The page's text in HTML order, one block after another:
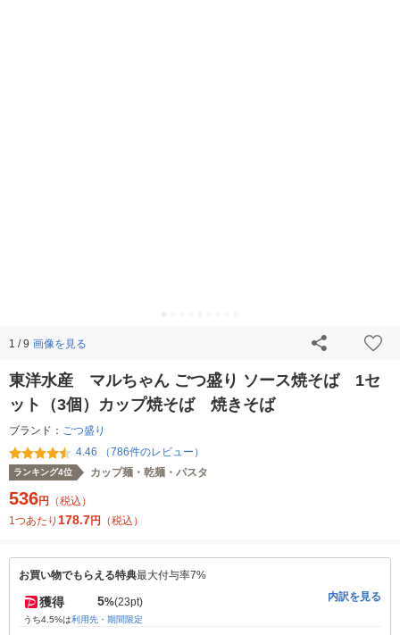
1 / 9 画像を見る
東洋水産 マルちゃん ごつ盛り ソース焼そば 1セ
ット（3個）カップ焼そば 焼きそば
ブランド： ごつ盛り
4.46 （786件のレビュー）
ランキング4位 カップ麺・乾麺・パスタ
536円
（税込）
1つあたり 178.7円 （税込）
お買い物でもらえる特典最大付与率7%
獲得 5%(23pt)
うち4.5%は利用先・期間限定
内訳を見る